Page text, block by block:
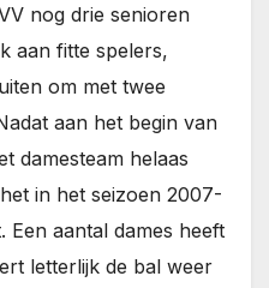
nog drie senioren
aan fitte spelers,
om met twee
aan het begin van
damesteam helaas
in het seizoen 2007-
aantal dames heeft
letterlijk de bal weer